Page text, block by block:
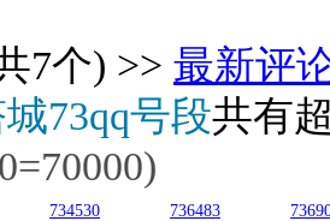
7个) >> 最新评
73qq号段共有
734530 736483